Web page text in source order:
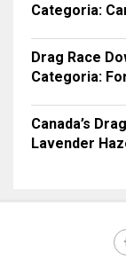
Categoria:
Drag Race
Categoria:
Canada’s
Lavender